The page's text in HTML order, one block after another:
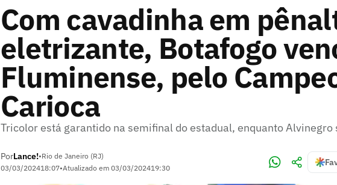
Com cavadinha em
eletrizante, Botafogo
Fluminense, pelo
Carioca
Tricolor está garantido na semifinal do estadual, enquanto Alvinegro
PorLance!•Rio de Janeiro (RJ)
03/03/202418:07•Atualizado em 03/03/202419:30